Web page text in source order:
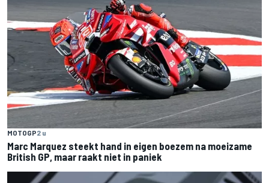
MOTOGP2 u
Marc Marquez steekt hand in eigen boezem na moeizame
British GP, maar raakt niet in paniek